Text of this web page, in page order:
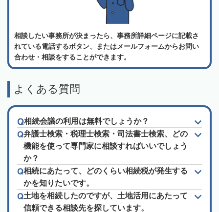
相談したい事務所が決まったら、事務所詳細ページに記載さ
れている電話するボタン、またはメールフォームからお問い
合わせ・相談をすることができます。
よくある質問
相続会議の利用は無料でしょうか？
弁護士検索・税理士検索・司法書士検索、どの
機能を使って専門家に相談すればいいでしょう
か？
相続にあたって、どのくらい相続税が発生する
かを知りたいです。
土地を相続したのですが、土地活用にあたって
信頼できる相談先を探しています。